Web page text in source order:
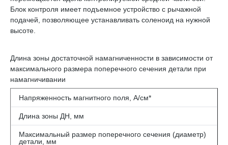
Блок контроля имеет подъемное устройство с рычажной
подачей, позволяющее устанавливать соленоид на нужной
высоте.
Длина зоны достаточной намагниченности в зависимости от
максимального размера поперечного сечения детали при
намагничива­нии
Напряженность маг­нитного поля, А/см*
Длина зоны ДН, мм
Максимальный размер поперечного сечения (диаметр)
детали, мм